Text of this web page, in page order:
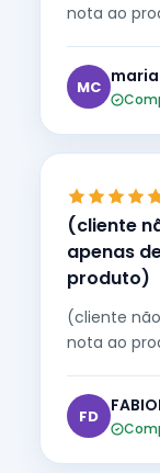
nota ao
MC
(cliente
apenas
produto)
(cliente
nota ao
FD